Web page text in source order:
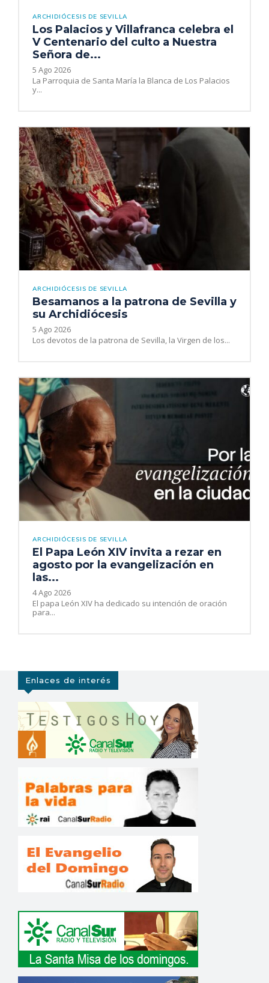
ARCHIDIÓCESIS DE SEVILLA
Los Palacios y Villafranca celebra el
V Centenario del culto a Nuestra
Señora de...
5 Ago 2026
La Parroquia de Santa María la Blanca de Los Palacios
y...
ARCHIDIÓCESIS DE SEVILLA
Besamanos a la patrona de Sevilla y
su Archidiócesis
5 Ago 2026
Los devotos de la patrona de Sevilla, la Virgen de los...
ARCHIDIÓCESIS DE SEVILLA
El Papa León XIV invita a rezar en
agosto por la evangelización en
las...
4 Ago 2026
El papa León XIV ha dedicado su intención de oración
para...
Enlaces de interés